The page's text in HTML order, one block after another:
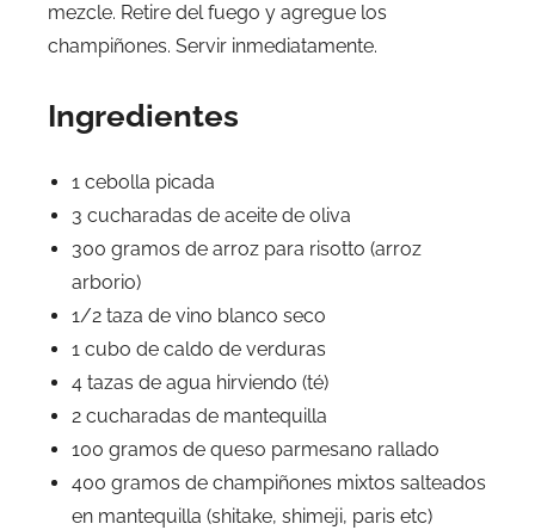
mezcle. Retire del fuego y agregue los
champiñones. Servir inmediatamente.
Ingredientes
1 cebolla picada
3 cucharadas de aceite de oliva
300 gramos de arroz para risotto (arroz
arborio)
1/2 taza de vino blanco seco
1 cubo de caldo de verduras
4 tazas de agua hirviendo (té)
2 cucharadas de mantequilla
100 gramos de queso parmesano rallado
400 gramos de champiñones mixtos salteados
en mantequilla (shitake, shimeji, paris etc)